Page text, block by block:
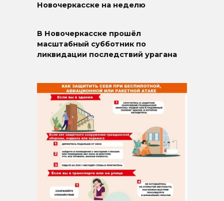
Новочеркасске на неделю
В Новочеркасске прошёл
масштабный субботник по
ликвидации последствий урагана